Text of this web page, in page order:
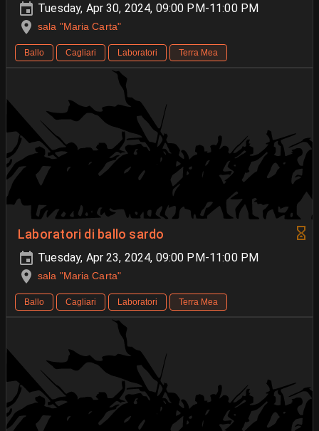
Tuesday, Apr 30, 2024, 09:00 PM-11:00 PM
sala "Maria Carta"
Ballo Cagliari Laboratori Terra Mea
Laboratori di ballo sardo
Tuesday, Apr 23, 2024, 09:00 PM-11:00 PM
sala "Maria Carta"
Ballo Cagliari Laboratori Terra Mea